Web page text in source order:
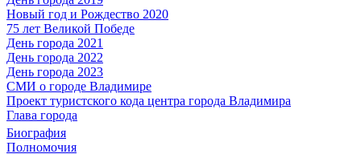
Новый год и Рождество 2020
75 лет Великой Победе
День города 2021
День города 2022
День города 2023
СМИ о городе Владимире
Проект туристского кода центра города Владимира
Глава города
Биография
Полномочия